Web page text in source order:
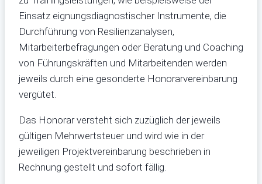
Einsatz eignungsdiagnostischer Instrumente, die
Durchführung von Resilienzanalysen,
Mitarbeiterbefragungen oder Beratung und Coaching
von Führungskräften und Mitarbeitenden werden
jeweils durch eine gesonderte Honorarvereinbarung
vergütet.
Das Honorar versteht sich zuzüglich der jeweils
gültigen Mehrwertsteuer und wird wie in der
jeweiligen Projektvereinbarung beschrieben in
Rechnung gestellt und sofort fällig.